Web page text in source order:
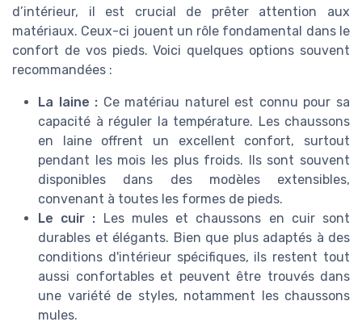
d’intérieur, il est crucial de prêter attention aux
matériaux. Ceux-ci jouent un rôle fondamental dans le
confort de vos pieds. Voici quelques options souvent
recommandées :
La laine : Ce matériau naturel est connu pour sa
capacité à réguler la température. Les chaussons
en laine offrent un excellent confort, surtout
pendant les mois les plus froids. Ils sont souvent
disponibles dans des modèles extensibles,
convenant à toutes les formes de pieds.
Le cuir : Les mules et chaussons en cuir sont
durables et élégants. Bien que plus adaptés à des
conditions d'intérieur spécifiques, ils restent tout
aussi confortables et peuvent être trouvés dans
une variété de styles, notamment les chaussons
mules.